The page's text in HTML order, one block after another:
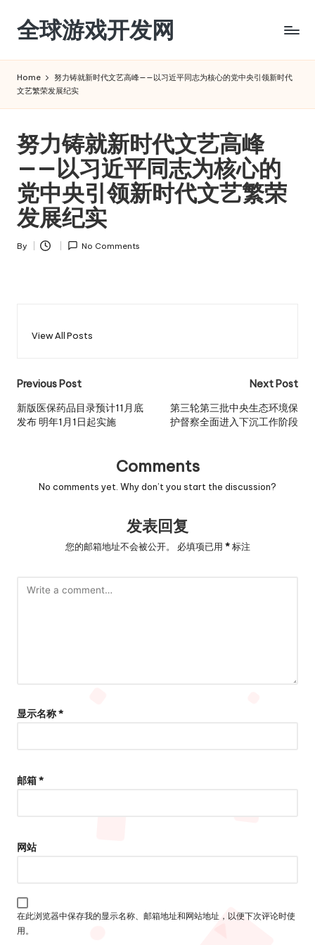
Skip
content
全球游戏开发网
Home
努力铸就新时代文艺高峰——以习近平同志为核心的党中央引领新时代
文艺繁荣发展纪实
努力铸就新时代文艺高峰
——以习近平同志为核心的
党中央引领新时代文艺繁荣
发展纪实
Posted
By No Comments
View All Posts
Post
navigation
Previous Post
新版医保药品目录预计11月底
发布 明年1月1日起实施
Next Post
第三轮第三批中央生态环境保
护督察全面进入下沉工作阶段
Comments
No comments yet. Why don’t you start the discussion?
发表回复
您的邮箱地址不会被公开。 必填项已用 *标注
显示名称*
邮箱*
网站
在此浏览器中保存我的显示名称、邮箱地址和网站地址，以便下次评论时使
用。